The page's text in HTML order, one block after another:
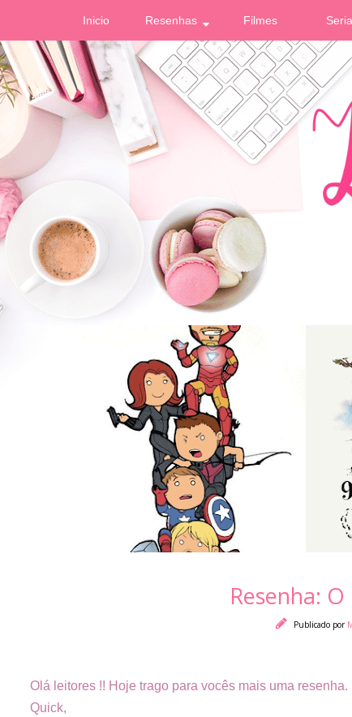
Inicio Resenhas Filmes
Resenha:
Publicado por
Olá leitores !! Hoje trago para vocês mais uma
Quick,